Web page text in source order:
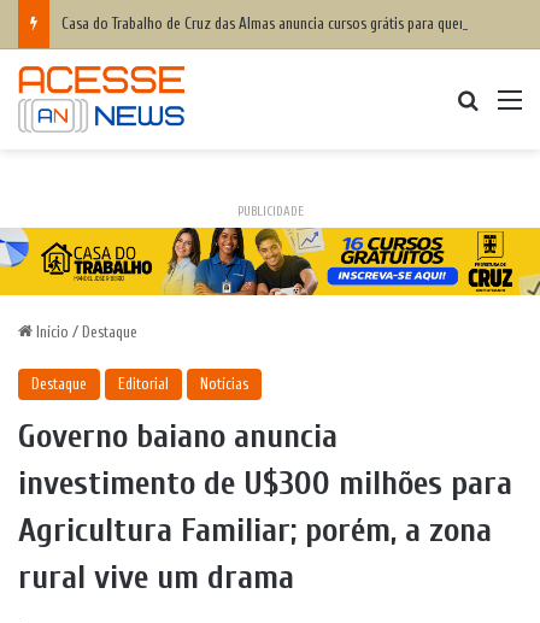
PUBLICIDADE
Início / Destaque
Destaque Editorial Notícias
Governo baiano anuncia
investimento de U$300 milhões para
Agricultura Familiar; porém, a zona
rural vive um drama